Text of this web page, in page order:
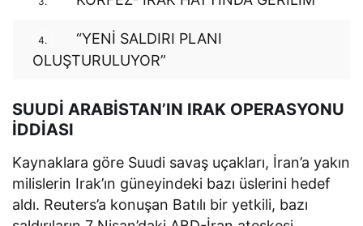
4.
“YENİ SALDIRI PLANI
OLUŞTURULUYOR”
SUUDİ ARABİSTAN’IN IRAK OPERASYONU
İDDİASI
Kaynaklara göre Suudi savaş uçakları, İran’a yakın
milislerin Irak’ın güneyindeki bazı üslerini hedef
aldı. Reuters’a konuşan Batılı bir yetkili, bazı